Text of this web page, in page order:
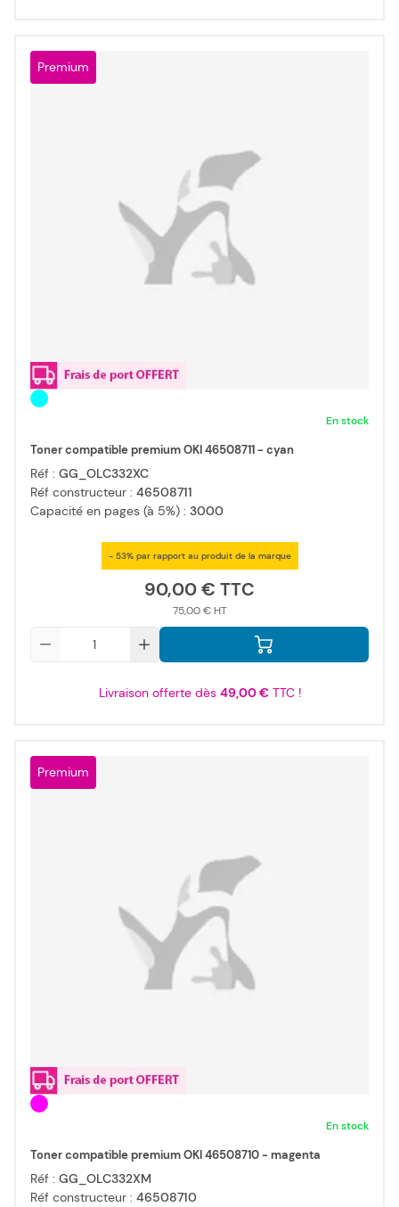
Premium
En stock
Toner compatible premium OKI 46508711 - cyan
Réf : GG_OLC332XC
Réf constructeur : 46508711
Capacité en pages (à 5%) : 3000
- 53% par rapport au produit de la marque
90,00 €
75,00 €
Livraison offerte dès 49,00 €TTC !
Premium
En stock
Toner compatible premium OKI 46508710 - magenta
Réf : GG_OLC332XM
Réf constructeur : 46508710